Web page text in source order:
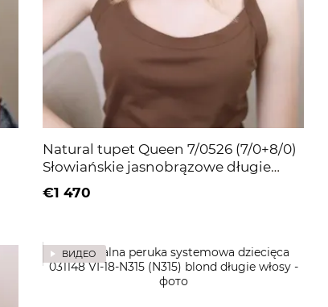
Natural tupet Queen 7/0526 (7/0+8/0)
Słowiańskie jasnobrązowe długie
włosy
€1 470
ВИДЕО